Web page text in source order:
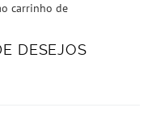
carrinho de
DESEJOS